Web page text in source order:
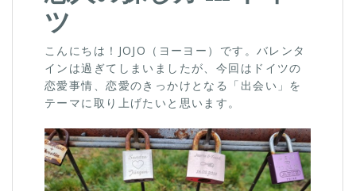
ツ
こんにちは！JOJO（ヨーヨー）です。バレンタ
インは過ぎてしまいましたが、今回はドイツの
恋愛事情、恋愛のきっかけとなる「出会い」を
テーマに取り上げたいと思います。